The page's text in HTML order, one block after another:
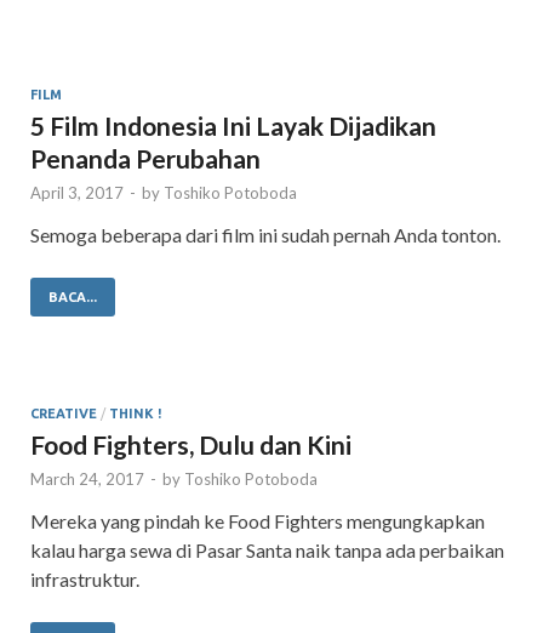
FILM
5 Film Indonesia Ini Layak Dijadikan
Penanda Perubahan
April 3, 2017 - by Toshiko Potoboda
Semoga beberapa dari film ini sudah pernah Anda tonton.
BACA...
CREATIVE / THINK !
Food Fighters, Dulu dan Kini
March 24, 2017 - by Toshiko Potoboda
Mereka yang pindah ke Food Fighters mengungkapkan
kalau harga sewa di Pasar Santa naik tanpa ada perbaikan
infrastruktur.